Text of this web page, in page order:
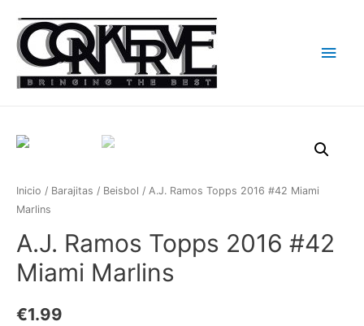
Inicio / Barajitas / Beisbol / A.J. Ramos Topps 2016 #42 Miami
Marlins
A.J. Ramos Topps 2016 #42
Miami Marlins
€1.99